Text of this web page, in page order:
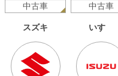
中古車 中古車
スズキ いすゞ